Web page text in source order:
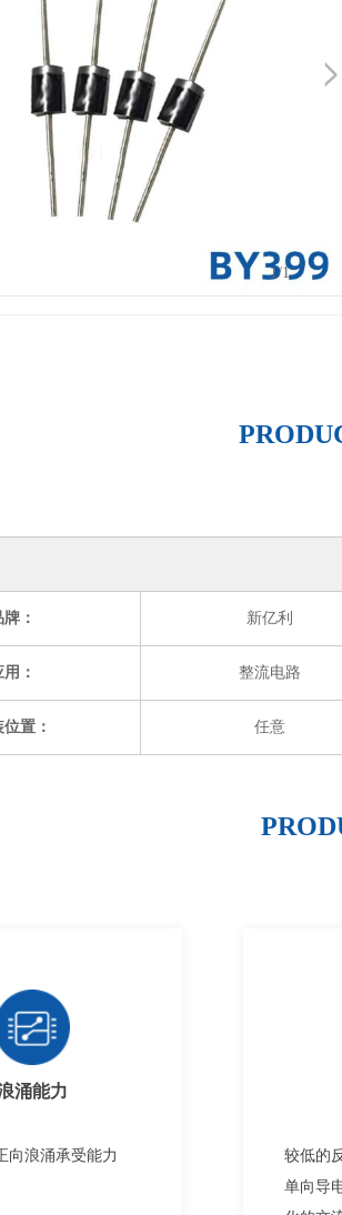
1/1
： 新亿利
： 整流电路
置： 任意
涌能力
向浪涌承受能力
较低的
单向导